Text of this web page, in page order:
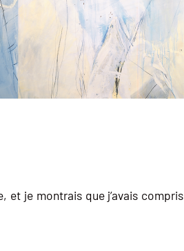
je montrais que j’avais